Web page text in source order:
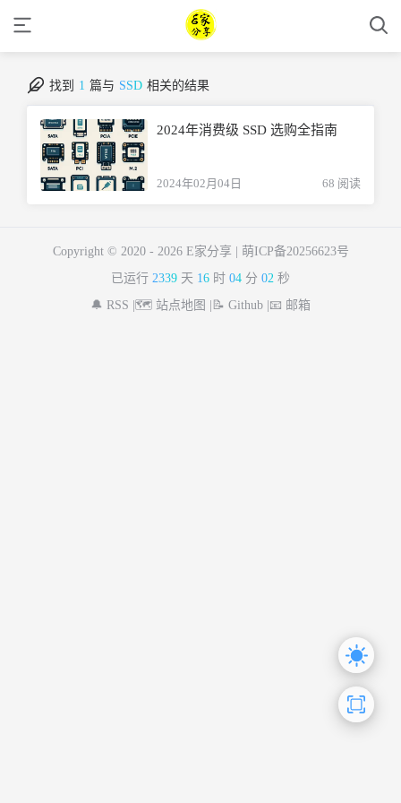
找到 1 篇与 SSD 相关的结果
2024年消费级 SSD 选购全指南
2024年02月04日 68 阅读
Copyright © 2020 - 2026 E家分享 | 萌ICP备20256623号
已运行 2339 天 16 时 04 分 02 秒
🔔 RSS | 🗺️ 站点地图 | 📝 Github | 📧 邮箱